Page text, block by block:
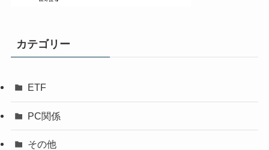
カテゴリー
ETF
PC関係
その他